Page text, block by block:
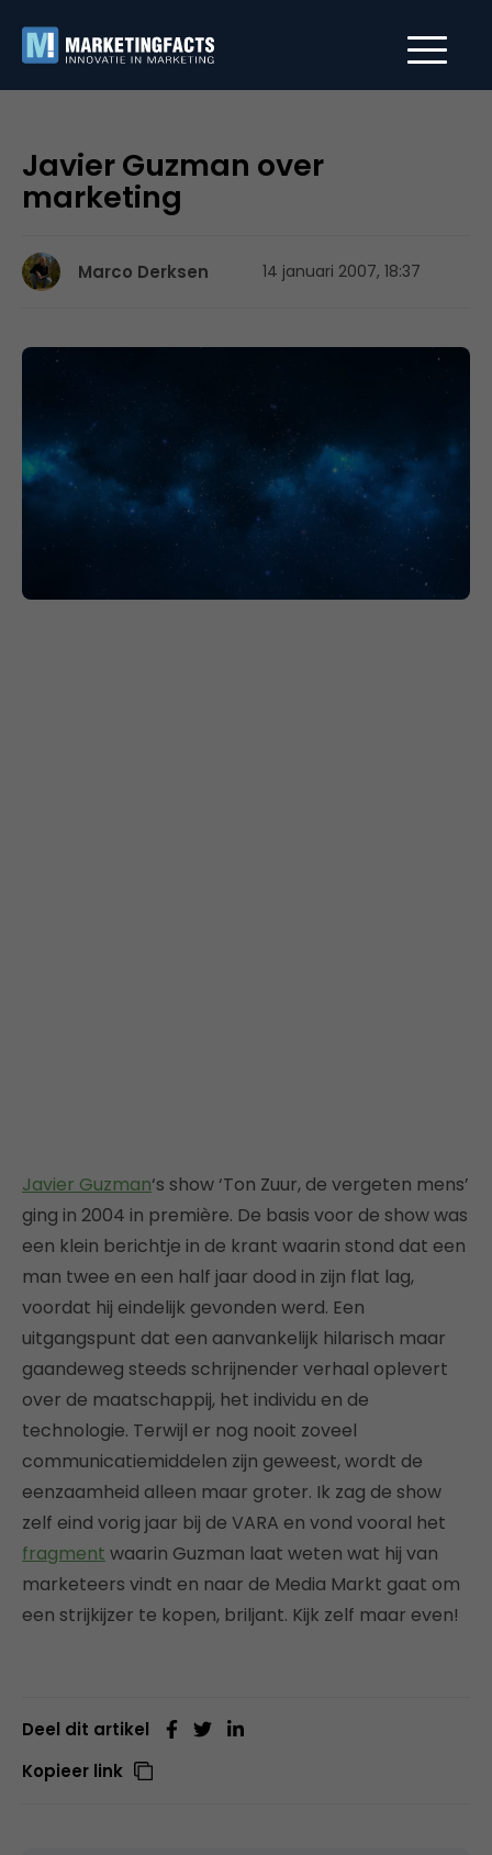
Javier Guzman over
marketing
Marco Derksen 14 januari 2007, 18:37
Javier Guzman‘s show ‘Ton Zuur, de vergeten mens’
ging in 2004 in première. De basis voor de show was
een klein berichtje in de krant waarin stond dat een
man twee en een half jaar dood in zijn flat lag,
voordat hij eindelijk gevonden werd. Een
uitgangspunt dat een aanvankelijk hilarisch maar
gaandeweg steeds schrijnender verhaal oplevert
over de maatschappij, het individu en de
technologie. Terwijl er nog nooit zoveel
communicatiemiddelen zijn geweest, wordt de
eenzaamheid alleen maar groter. Ik zag de show
zelf eind vorig jaar bij de VARA en vond vooral het
fragment waarin Guzman laat weten wat hij van
marketeers vindt en naar de Media Markt gaat om
een strijkijzer te kopen, briljant. Kijk zelf maar even!
Deel dit artikel
Kopieer link